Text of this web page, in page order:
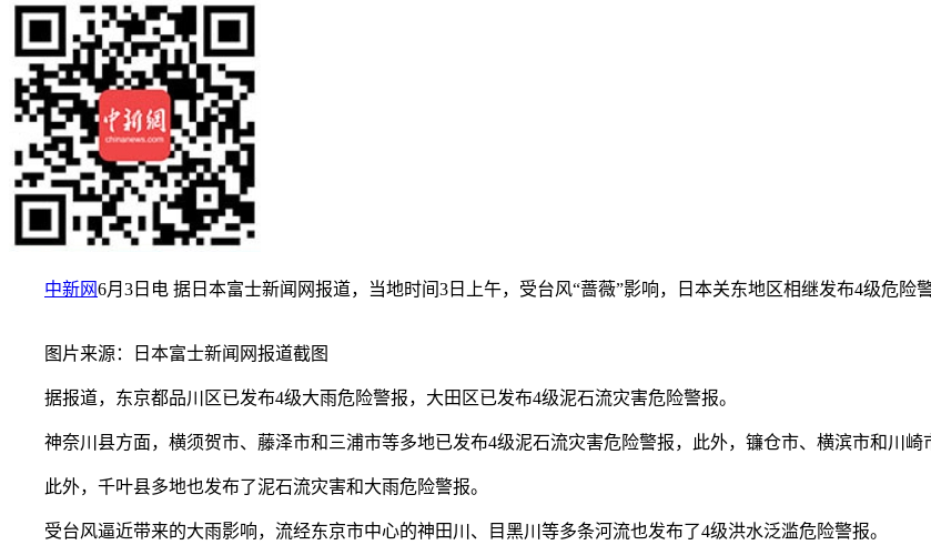
中新网6月3日电 据日本富士新闻网报道，当地时间3日上午，受台风“蔷薇”影响，日本关东地区相继发布4级危险警
图片来源：日本富士新闻网报道截图
据报道，东京都品川区已发布4级大雨危险警报，大田区已发布4级泥石流灾害危险警报。
神奈川县方面，横须贺市、藤泽市和三浦市等多地已发布4级泥石流灾害危险警报，此外，镰仓市、横滨市和川崎
此外，千叶县多地也发布了泥石流灾害和大雨危险警报。
受台风逼近带来的大雨影响，流经东京市中心的神田川、目黑川等多条河流也发布了4级洪水泛滥危险警报。